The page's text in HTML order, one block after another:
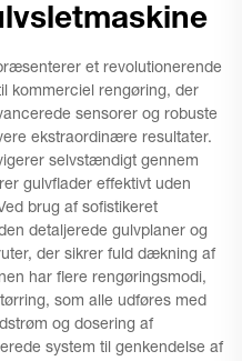
et revolutionerende
kommerciel rengøring, der
sensorer og robuste
ekstraordinære resultater.
selvstændigt gennem
gulvflader effektivt uden
brug af sofistikeret
detaljerede gulvplaner og
der sikrer fuld dækning af
har flere rengøringsmodi,
som alle udføres med
og dosering af
system til genkendelse af